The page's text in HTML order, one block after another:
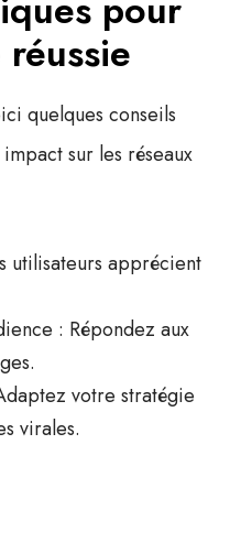
quelques conseils
sur les réseaux
utilisateurs apprécient
: Répondez aux
votre stratégie
virales.